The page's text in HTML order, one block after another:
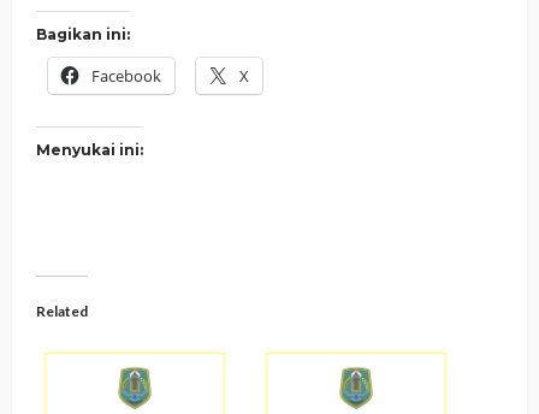
Bagikan ini:
Facebook X
Menyukai ini:
Related